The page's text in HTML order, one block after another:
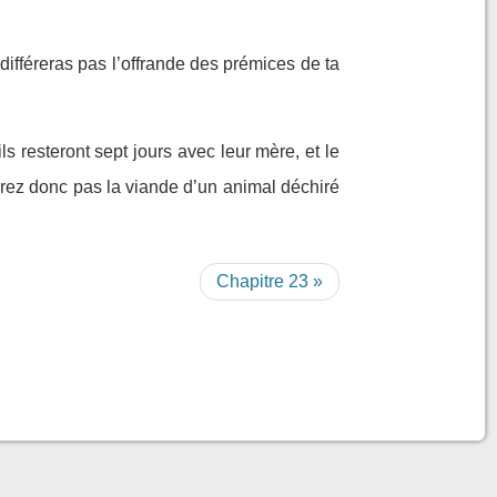
pas l’offrande des prémices de ta
resteront sept jours avec leur mère, et le
donc pas la viande d’un animal déchiré
Chapitre 23 »